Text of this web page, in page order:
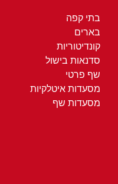
בתי קפה
בארים
קונדיטוריות
סדנאות בישול
שף פרטי
מסעדות איטלקיות
מסעדות שף